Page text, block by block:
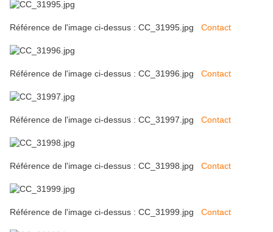
Référence de l'image ci-dessus : CC_31995.jpg Contact
Référence de l'image ci-dessus : CC_31996.jpg Contact
Référence de l'image ci-dessus : CC_31997.jpg Contact
Référence de l'image ci-dessus : CC_31998.jpg Contact
Référence de l'image ci-dessus : CC_31999.jpg Contact